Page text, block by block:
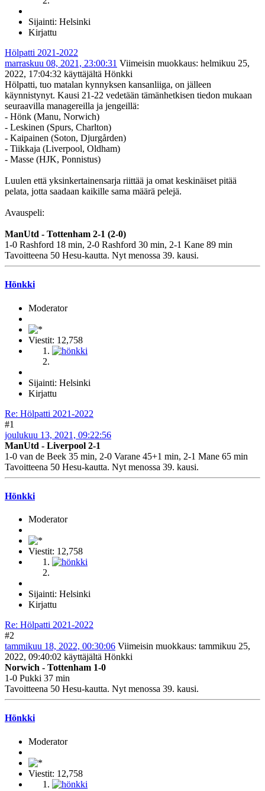
Sijainti: Helsinki
Kirjattu
Hölpatti 2021-2022
marraskuu 08, 2021, 23:00:31 Viimeisin muokkaus: helmikuu 25,
2022, 17:04:32 käyttäjältä Hönkki
Hölpatti, tuo matalan kynnyksen kansanliiga, on jälleen
käynnistynyt. Kausi 21-22 vedetään tämänhetkisen tiedon mukaan
seuraavilla managereilla ja jengeillä:
- Hönk (Manu, Norwich)
- Leskinen (Spurs, Charlton)
- Kaipainen (Soton, Djurgården)
- Tiikkaja (Liverpool, Oldham)
- Masse (HJK, Ponnistus)
Luulen että yksinkertainensarja riittää ja omat keskinäiset pitää
pelata, jotta saadaan kaikille sama määrä pelejä.
Avauspeli:
ManUtd - Tottenham 2-1 (2-0)
1-0 Rashford 18 min, 2-0 Rashford 30 min, 2-1 Kane 89 min
Tavoitteena 50 Hesu-kautta. Nyt menossa 39. kausi.
Hönkki
Moderator
Viestit: 12,758
Sijainti: Helsinki
Kirjattu
Re: Hölpatti 2021-2022
#1
joulukuu 13, 2021, 09:22:56
ManUtd - Liverpool 2-1
1-0 van de Beek 35 min, 2-0 Varane 45+1 min, 2-1 Mane 65 min
Tavoitteena 50 Hesu-kautta. Nyt menossa 39. kausi.
Hönkki
Moderator
Viestit: 12,758
Sijainti: Helsinki
Kirjattu
Re: Hölpatti 2021-2022
#2
tammikuu 18, 2022, 00:30:06 Viimeisin muokkaus: tammikuu 25,
2022, 09:40:02 käyttäjältä Hönkki
Norwich - Tottenham 1-0
1-0 Pukki 37 min
Tavoitteena 50 Hesu-kautta. Nyt menossa 39. kausi.
Hönkki
Moderator
Viestit: 12,758